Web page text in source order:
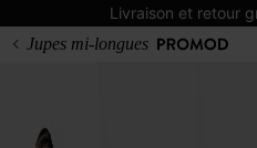
Livraison et retour
Jupes mi-longues